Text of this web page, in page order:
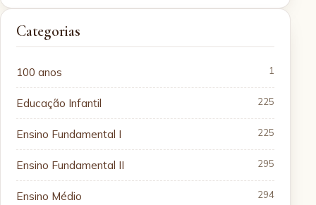
Categorias
100 anos 1
Educação Infantil 225
Ensino Fundamental I 225
Ensino Fundamental II 295
Ensino Médio 294